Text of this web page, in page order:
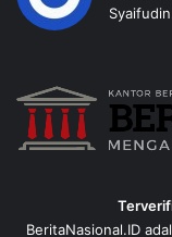
BeritaNasional.ID